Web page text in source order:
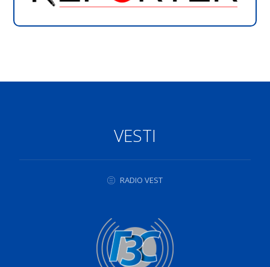
VESTI
RADIO VEST